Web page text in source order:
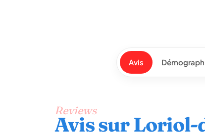
Avis
Reviews
Avis sur